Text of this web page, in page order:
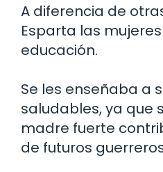
A diferencia de
Esparta las
educación.
Se les enseñaba a
saludables, ya que
madre fuerte
de futuros